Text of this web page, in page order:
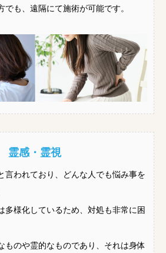
でも、遠隔にて施術が可能です。
霊感・霊視
言われており、どんな人でも悩み事を
多様化しているため、対処も非常に困
ものや霊的なものであり、それは身体